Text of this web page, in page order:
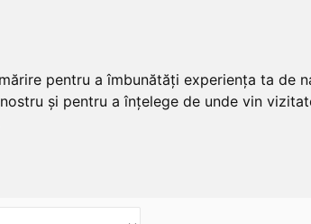
pentru a îmbunătăți experiența ta
și pentru a înțelege de unde vin